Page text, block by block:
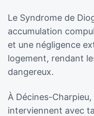
Le Syndrome de
accumulation
et une négligence
logement, rendant
dangereux.
À Décines-
interviennent avec